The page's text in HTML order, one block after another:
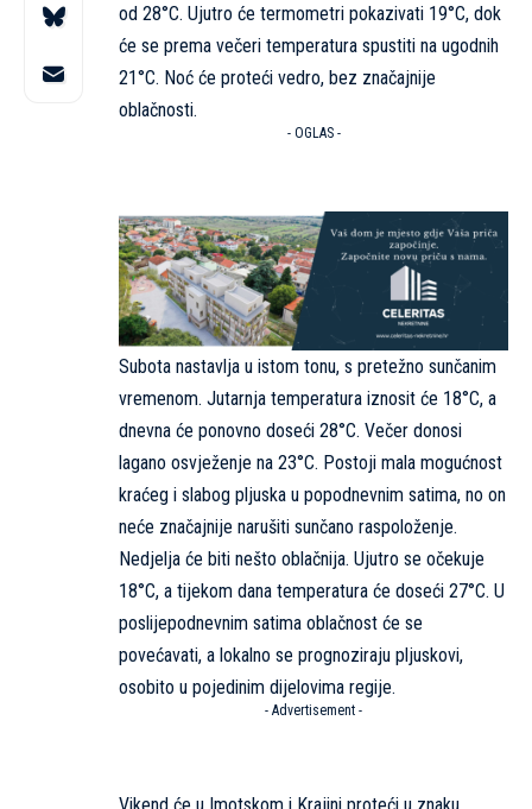
od 28°C. Ujutro će termometri pokazivati 19°C, dok
će se prema večeri temperatura spustiti na ugodnih
21°C. Noć će proteći vedro, bez značajnije
oblačnosti.
- OGLAS -
Subota nastavlja u istom tonu, s pretežno sunčanim
vremenom. Jutarnja temperatura iznosit će 18°C, a
dnevna će ponovno doseći 28°C. Večer donosi
lagano osvježenje na 23°C. Postoji mala mogućnost
kraćeg i slabog pljuska u popodnevnim satima, no on
neće značajnije narušiti sunčano raspoloženje.
Nedjelja će biti nešto oblačnija. Ujutro se očekuje
18°C, a tijekom dana temperatura će doseći 27°C. U
poslijepodnevnim satima oblačnost će se
povećavati, a lokalno se prognoziraju pljuskovi,
osobito u pojedinim dijelovima regije.
- Advertisement -